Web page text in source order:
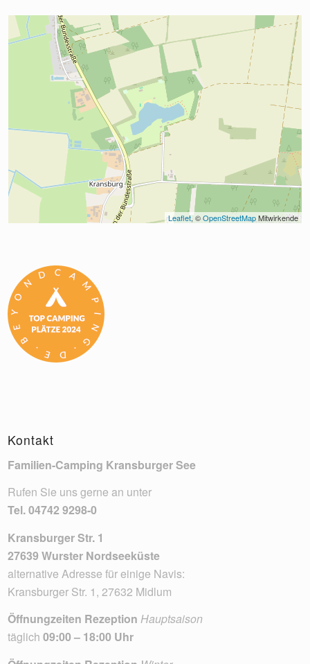
Leaflet, © OpenStreetMap Mitwirkende
Kontakt
Familien-Camping Kransburger See
Rufen Sie uns gerne an unter
Tel.04742 9298-0
Kransburger Str. 1
27639 Wurster Nordseeküste
alternative Adresse für einige Navis:
Kransburger Str. 1, 27632 Midlum
Öffnungzeiten RezeptionHauptsaison
täglich 09:00 – 18:00 Uhr